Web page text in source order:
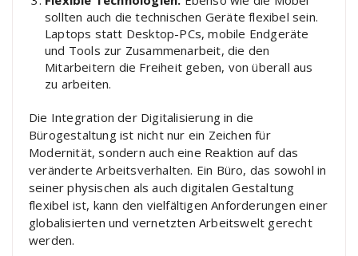
sollten auch die technischen Geräte flexibel sein.
Laptops statt Desktop-PCs, mobile Endgeräte
und Tools zur Zusammenarbeit, die den
Mitarbeitern die Freiheit geben, von überall aus
zu arbeiten.
Die Integration der Digitalisierung in die
Bürogestaltung ist nicht nur ein Zeichen für
Modernität, sondern auch eine Reaktion auf das
veränderte Arbeitsverhalten. Ein Büro, das sowohl in
seiner physischen als auch digitalen Gestaltung
flexibel ist, kann den vielfältigen Anforderungen einer
globalisierten und vernetzten Arbeitswelt gerecht
werden.